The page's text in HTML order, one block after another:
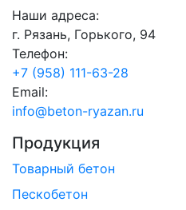
Наши адреса:
г. Рязань, Горького, 94
Телефон:
+7 (958) 111-63-28
Email:
info@beton-ryazan.ru
Продукция
Товарный бетон
Пескобетон